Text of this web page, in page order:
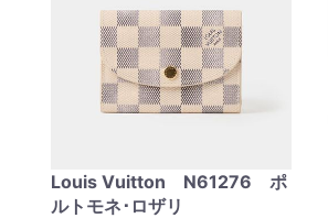
Louis Vuitton N61276 ポ
ルトモネ･ロザリ